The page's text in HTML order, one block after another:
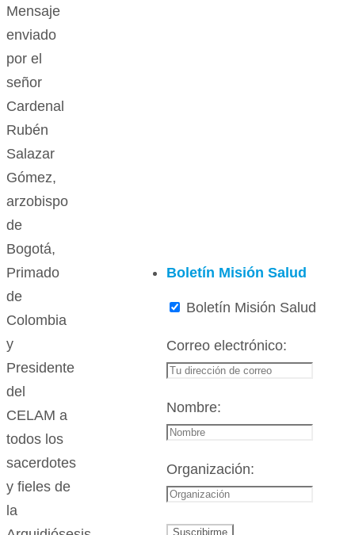
Mensaje
enviado
por el
señor
Cardenal
Rubén
Salazar
Gómez,
arzobispo
de
Bogotá,
Primado
de
Colombia
y
Presidente
del
CELAM a
todos los
sacerdotes
y fieles de
la
Boletín Misión Salud
Boletín Misión Salud
Correo electrónico:
Nombre:
Organización: